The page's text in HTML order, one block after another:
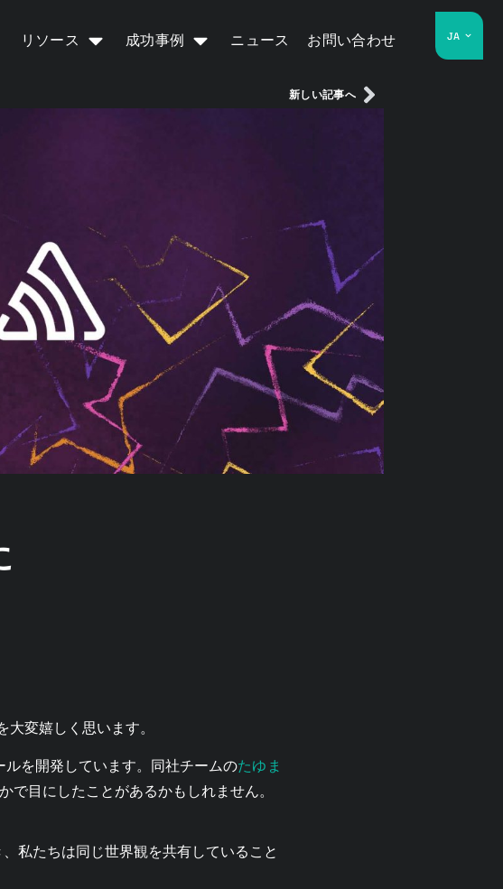
リソース 成功事例 ニュース お問い合わせ JA
新しい記事へ
変嬉しく思います。
を開発しています。同社チームのたゆま
で目にしたことがあるかもしれません。
私たちは同じ世界観を共有していること